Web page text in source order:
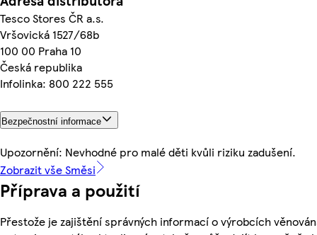
Tesco Stores ČR a.s.
Vršovická 1527/68b
100 00 Praha 10
Česká republika
Infolinka: 800 222 555
Bezpečnostní informace
Upozornění: Nevhodné pro malé děti kvůli riziku zadušení.
Zobrazit vše Směsi
Příprava a použití
Přestože je zajištění správných informací o výrobcích